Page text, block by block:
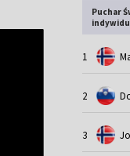
Puchar
1
2
3